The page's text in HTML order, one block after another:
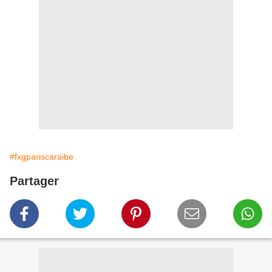
#fxgpariscaraibe
Partager